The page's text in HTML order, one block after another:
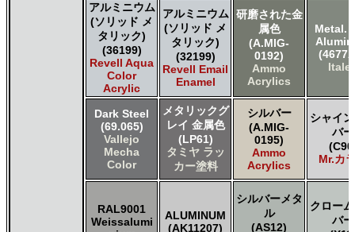
アルミニウム
(ソリッド メ
タリック)
(36199)
Revell Aqua
Color
Acrylic
アルミニウム
(ソリッド メ
タリック)
(32199)
Revell Email
Enamel
研磨された金
属色
(A.MIG-
0192)
Ammo
Acrylics
Metal.
Dark Steel
(69.065)
Vallejo
Mecha
Color
メタリックグ
レイ 金属色
(LP61)
タミヤ ラッ
カー塗料
シルバー
(A.MIG-
0195)
Ammo
Acrylics
シャイ
バー
Mr.カ
RAL9001
Weissalumi
ALUMINUM
(AK11207)
シルバーメタ
ル
(AS12)
クロー
バー